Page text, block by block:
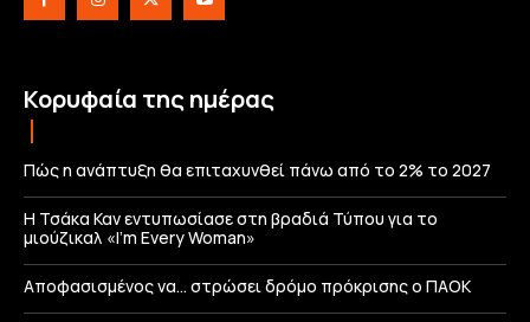
Κορυφαία της ημέρας
Πώς η ανάπτυξη θα επιταχυνθεί πάνω από το 2% το 2027
Η Τσάκα Καν εντυπωσίασε στη βραδιά Τύπου για το
μιούζικαλ «I’m Every Woman»
Αποφασισμένος να… στρώσει δρόμο πρόκρισης ο ΠΑΟΚ